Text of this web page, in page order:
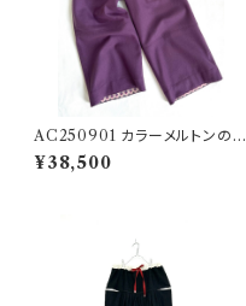
AC250901 カラーメルトンのミ
ディアムステップパンツ
¥38,500